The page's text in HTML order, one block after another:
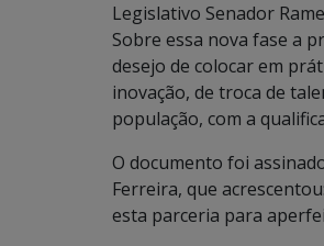
Legislativo Senador
Sobre essa nova fase a
desejo de colocar em
inovação, de troca de
população, com a
O documento foi
Ferreira, que
esta parceria para